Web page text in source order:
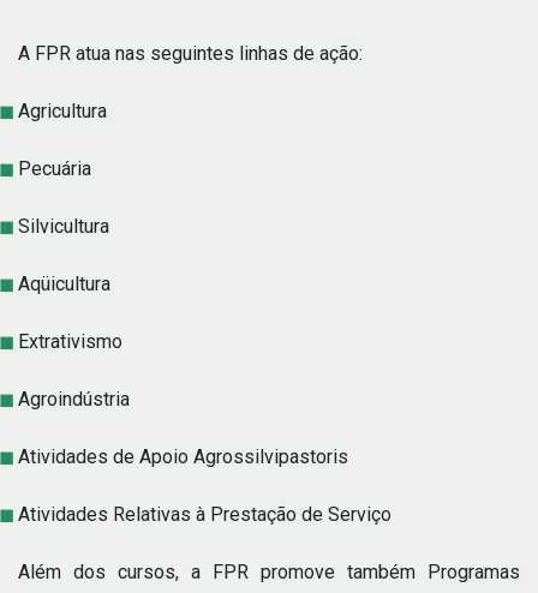
A FPR atua nas seguintes linhas de ação:
Agricultura
Pecuária
Silvicultura
Aqüicultura
Extrativismo
Agroindústria
Atividades de Apoio Agrossilvipastoris
Atividades Relativas à Prestação de Serviço
Além dos cursos, a FPR promove também Programas